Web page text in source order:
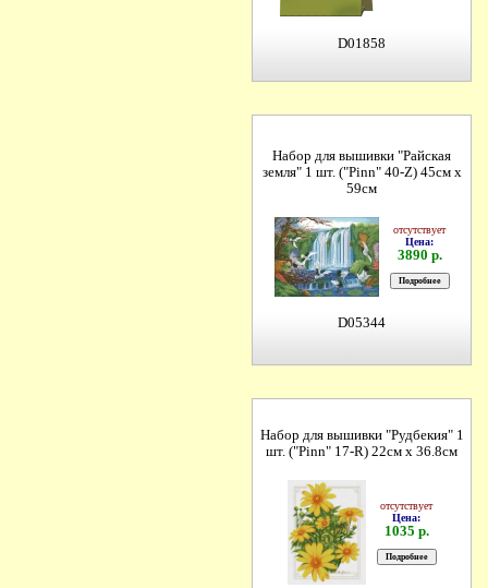
D01858
Набор для вышивки "Райская
земля" 1 шт. ("Pinn" 40-Z) 45см х
59см
отсутствует
Цена:
3890 р.
D05344
Набор для вышивки "Рудбекия" 1
шт. ("Pinn" 17-R) 22см х 36.8см
отсутствует
Цена:
1035 р.